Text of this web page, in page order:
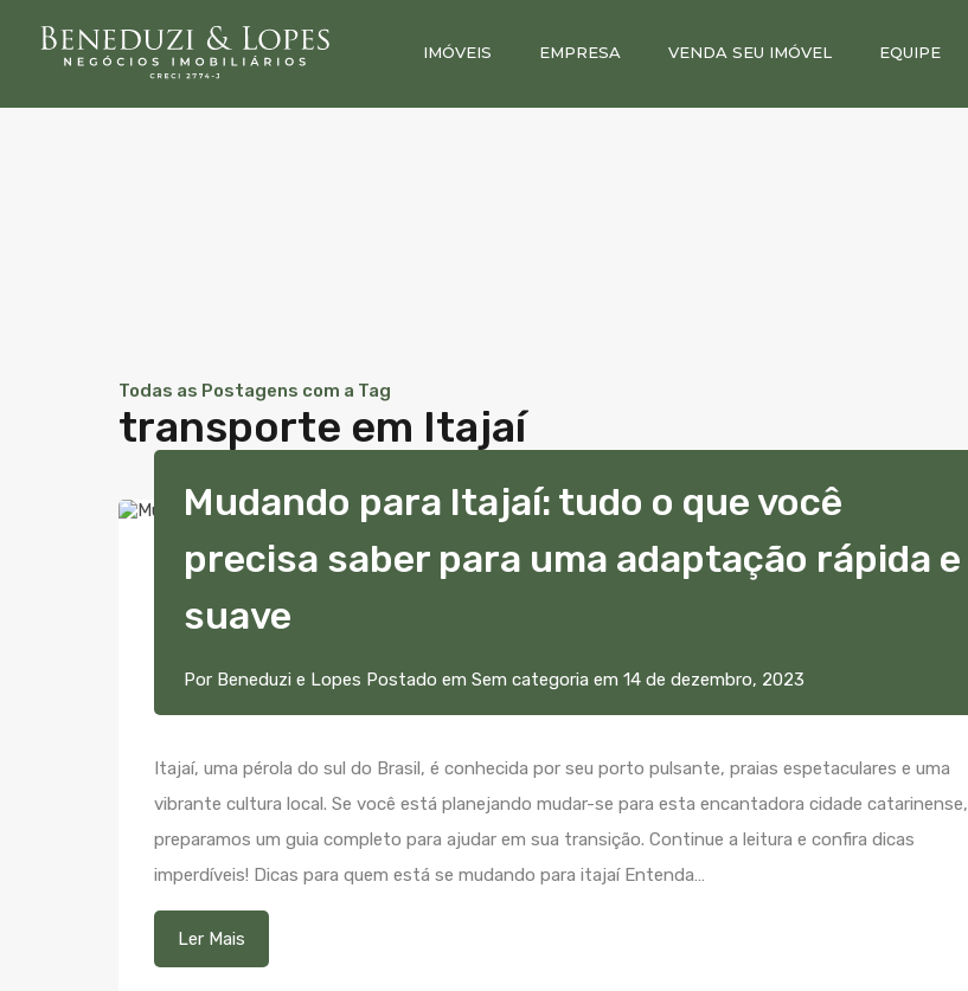
IMÓVEIS EMPRESA VENDA SEU IMÓVEL EQUIPE
Todas as Postagens com a Tag
transporte em Itajaí
Mudando para Itajaí: tudo o que você
precisa saber para uma adaptação rápida e
suave
Por Beneduzi e Lopes Postado em Sem categoria em 14 de dezembro, 2023
Itajaí, uma pérola do sul do Brasil, é conhecida por seu porto pulsante, praias espetaculares e uma
vibrante cultura local. Se você está planejando mudar-se para esta encantadora cidade catarinense,
preparamos um guia completo para ajudar em sua transição. Continue a leitura e confira dicas
imperdíveis! Dicas para quem está se mudando para itajaí Entenda…
Ler Mais